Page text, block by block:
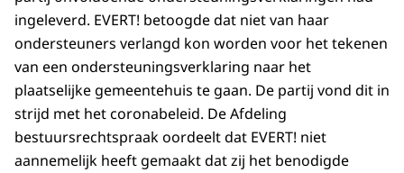
ingeleverd. EVERT! betoogde dat niet van haar
ondersteuners verlangd kon worden voor het tekenen
van een ondersteuningsverklaring naar het
plaatselijke gemeentehuis te gaan. De partij vond dit in
strijd met het coronabeleid. De Afdeling
bestuursrechtspraak oordeelt dat EVERT! niet
aannemelijk heeft gemaakt dat zij het benodigde